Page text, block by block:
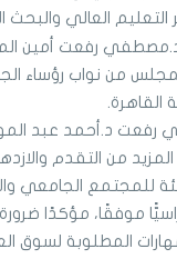
التعليم العالي
د.مصطفي رفعت أمين
من نواب رؤساء
القاهرة.
رفعت د.أحمد عبد
من التقدم
الجامعي
موفقًا، مؤكدًا
المطلوبة لسوق